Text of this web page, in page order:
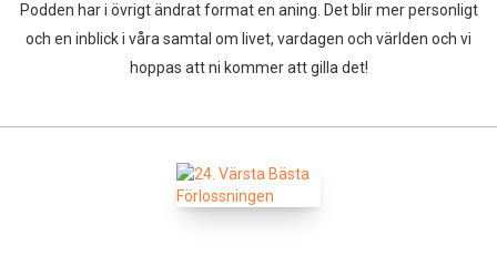
Podden har i övrigt ändrat format en aning. Det blir mer personligt
och en inblick i våra samtal om livet, vardagen och världen och vi
hoppas att ni kommer att gilla det!